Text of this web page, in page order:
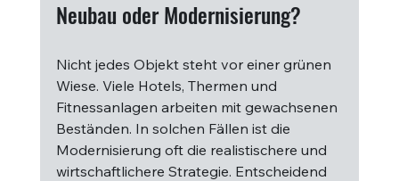
Neubau oder Modernisierung?
Nicht jedes Objekt steht vor einer grünen
Wiese. Viele Hotels, Thermen und
Fitnessanlagen arbeiten mit gewachsenen
Beständen. In solchen Fällen ist die
Modernisierung oft die realistischere und
wirtschaftlichere Strategie. Entscheidend